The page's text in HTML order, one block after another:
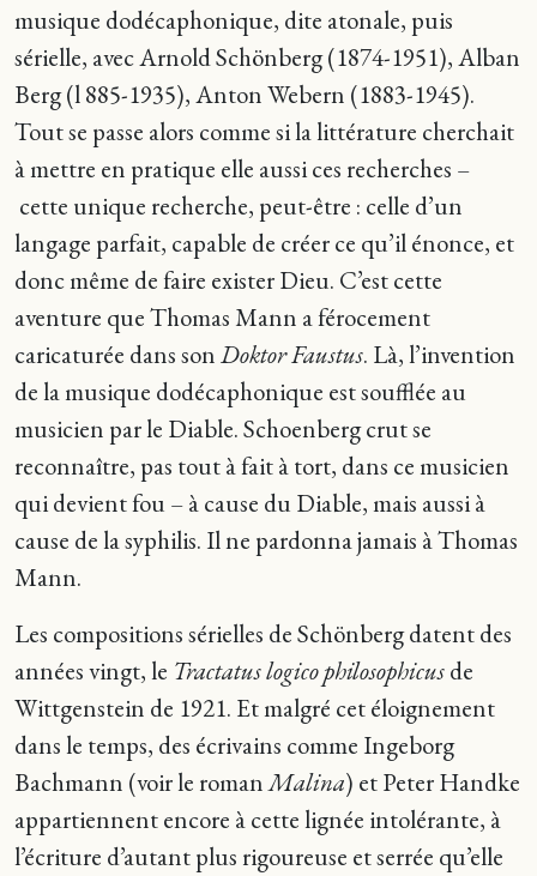
musique dodécaphonique, dite atonale, puis
sérielle, avec Arnold Schönberg (1874-1951), Alban
Berg (l 885-1935), Anton Webern (1883-1945).
Tout se passe alors comme si la littérature cherchait
à mettre en pratique elle aussi ces recherches –
cette unique recherche, peut-être : celle d’un
langage parfait, capable de créer ce qu’il énonce, et
donc même de faire exister Dieu. C’est cette
aventure que Thomas Mann a férocement
caricaturée dans sonDoktor Faustus. Là, l’invention
de la musique dodécaphonique est soufflée au
musicien par le Diable. Schoenberg crut se
reconnaître, pas tout à fait à tort, dans ce musicien
qui devient fou – à cause du Diable, mais aussi à
cause de la syphilis. Il ne pardonna jamais à Thomas
Mann.
Les compositions sérielles de Schönberg datent des
années vingt, le Tractatus logico philosophicusde
Wittgenstein de 1921. Et malgré cet éloignement
dans le temps, des écrivains comme Ingeborg
Bachmann (voir le romanMalina) et Peter Handke
appartiennent encore à cette lignée intolérante, à
l’écriture d’autant plus rigoureuse et serrée qu’elle